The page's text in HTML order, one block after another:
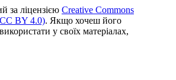
за ліцензією Creative Commons
BY 4.0). Якщо хочеш його
у своїх матеріалах,